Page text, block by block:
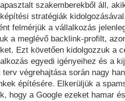
szakemberekből áll,
stratégiák
felmérjük a vállalkozás
a meglévő backlink-profilt,
Ezt követően kidolgozzuk a
egyedi igényeihez és a
terv végrehajtása során nagy
építésére. Elkerüljük a
hogy a Google ezeket hamar